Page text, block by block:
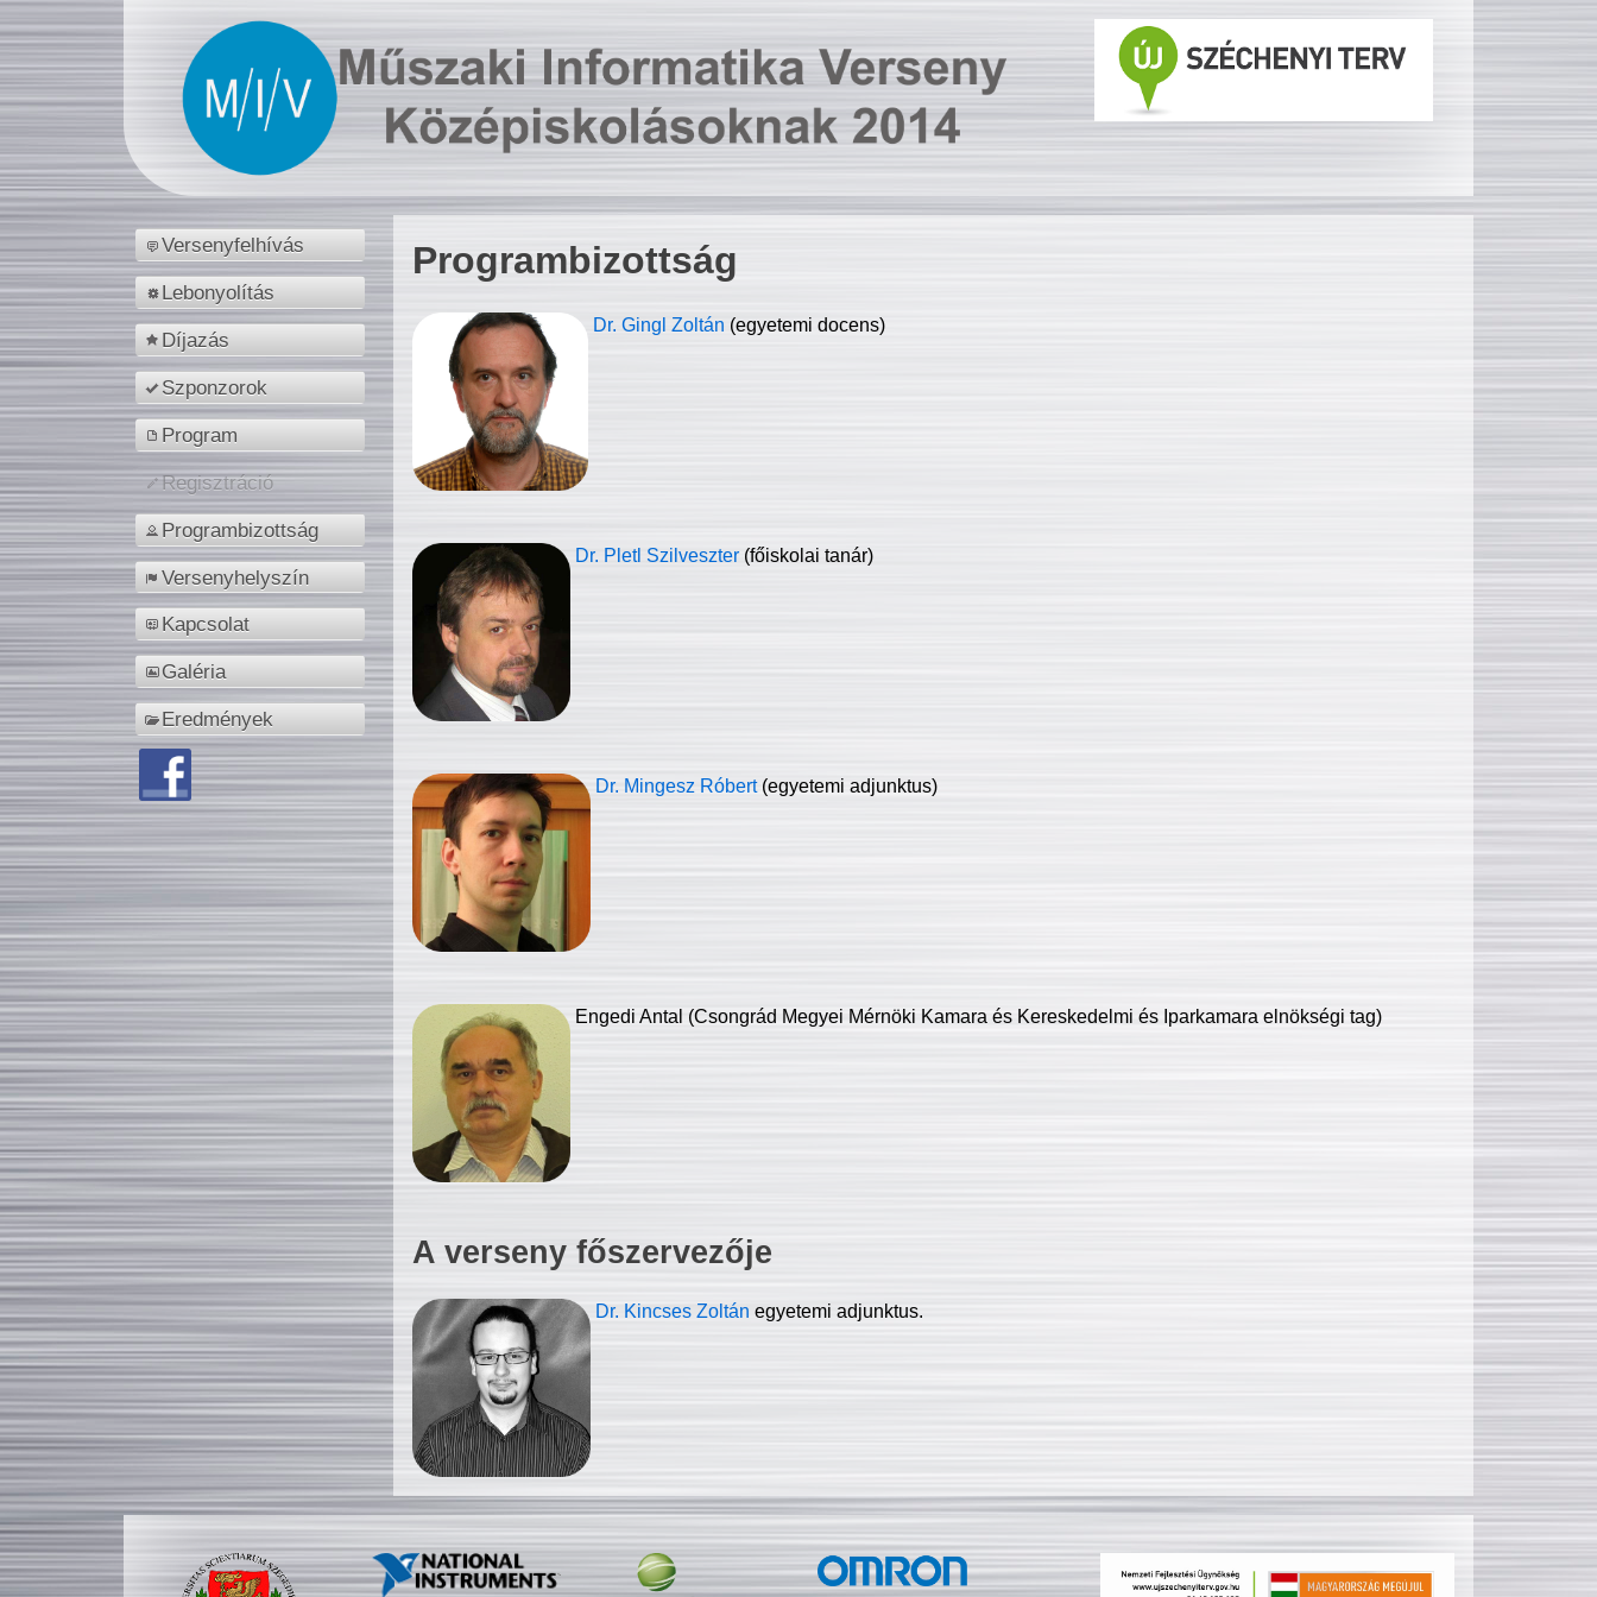
Versenyfelhívás
Lebonyolítás
Díjazás
Szponzorok
Program
Regisztráció
Programbizottság
Versenyhelyszín
Kapcsolat
Galéria
Eredmények
Programbizottság
Dr. Gingl Zoltán (egyetemi docens)
Dr. Pletl Szilveszter (főiskolai tanár)
Dr. Mingesz Róbert (egyetemi adjunktus)
Engedi Antal (Csongrád Megyei Mérnöki Kamara és Kereskedelmi és Iparkamara elnökségi tag)
A verseny főszervezője
Dr. Kincses Zoltán egyetemi adjunktus.